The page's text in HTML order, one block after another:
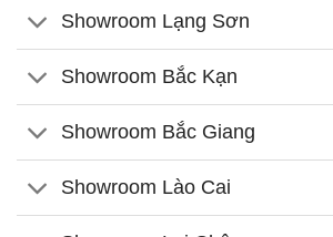
Showroom Lạng Sơn
Showroom Bắc Kạn
Showroom Bắc Giang
Showroom Lào Cai